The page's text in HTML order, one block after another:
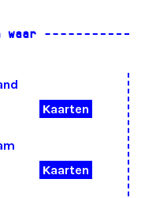
Kaarten
Kaarten